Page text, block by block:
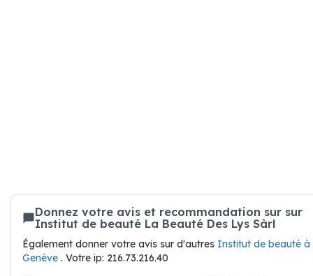
Donnez votre avis et recommandation sur sur
Institut de beauté La Beauté Des Lys Sàrl
Également donner votre avis sur d'autres Institut de beauté à
Genève . Votre ip: 216.73.216.40